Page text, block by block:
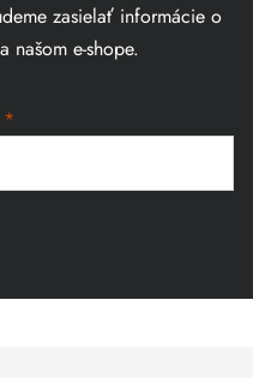
zasielať informácie o
našom e-shope.